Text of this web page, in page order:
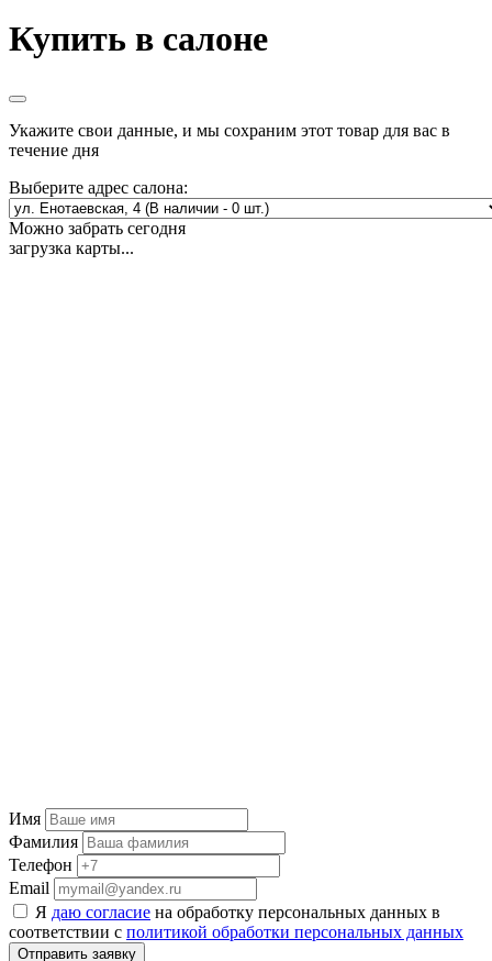
Купить в салоне
Укажите свои данные, и мы сохраним этот товар для вас в
течение дня
Выберите адрес салона:
Можно забрать сегодня
загрузка карты...
Имя
Фамилия
Телефон
Email
Я даю согласие на обработку персональных данных в
соответствии с политикой обработки персональных данных
Отправить заявку